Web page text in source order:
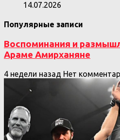
14.07.2026
Популярные записи
Воспоминания и
Араме Амирханяне
4 недели назад Нет